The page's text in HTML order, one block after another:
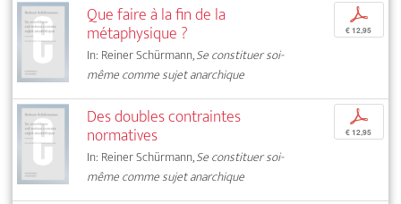
Que faire à la fin de la
métaphysique ?
In: Reiner Schürmann,Se constituer soi-
même comme sujet anarchique
p
€ 12,95
Des doubles contraintes
normatives
In: Reiner Schürmann,Se constituer soi-
même comme sujet anarchique
p
€ 12,95